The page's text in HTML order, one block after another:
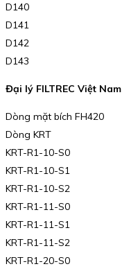
D140
D141
D142
D143
Đại lý FILTREC Việt Nam
Dòng mặt bích FH420
Dòng KRT
KRT-R1-10-S0
KRT-R1-10-S1
KRT-R1-10-S2
KRT-R1-11-S0
KRT-R1-11-S1
KRT-R1-11-S2
KRT-R1-20-S0